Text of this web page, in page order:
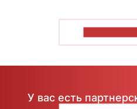
У вас есть